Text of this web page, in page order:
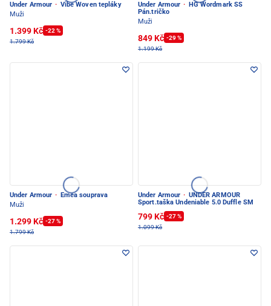
Under Armour · Vibe Woven tepláky
Muži
1.399 Kč -22 %
1.799 Kč
Under Armour ·
HG Wordmark SS
Pán.tričko
Muži
849 Kč -29 %
1.199 Kč
Under Armour ·
Emea souprava
Muži
1.299 Kč -27 %
1.799 Kč
Under Armour · UNDER ARMOUR
Sport.taška Undeniable 5.0 Duffle SM
799 Kč -27 %
1.099 Kč